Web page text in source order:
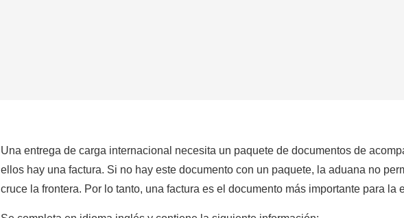
Una entrega de carga internacional necesita un paquete de documentos de
ellos hay una factura. Si no hay este documento con un paquete, la aduana no
cruce la frontera. Por lo tanto, una factura es el documento más importante para la